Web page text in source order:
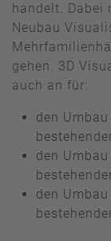
handelt. Dabei
Neubau
gehen. 3D
auch an für:
den
den
den